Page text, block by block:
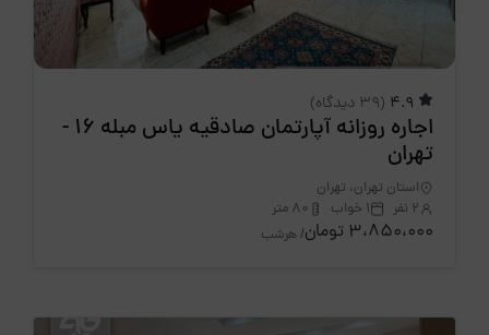
(39 دیدگاه)
اجاره روزانه آپارتمان صادقیه یاس مبله 16 -
تهران
استان تهران، تهران
2 نفر
1 خواب 80 متر
3،850،000 تومان / هرشب